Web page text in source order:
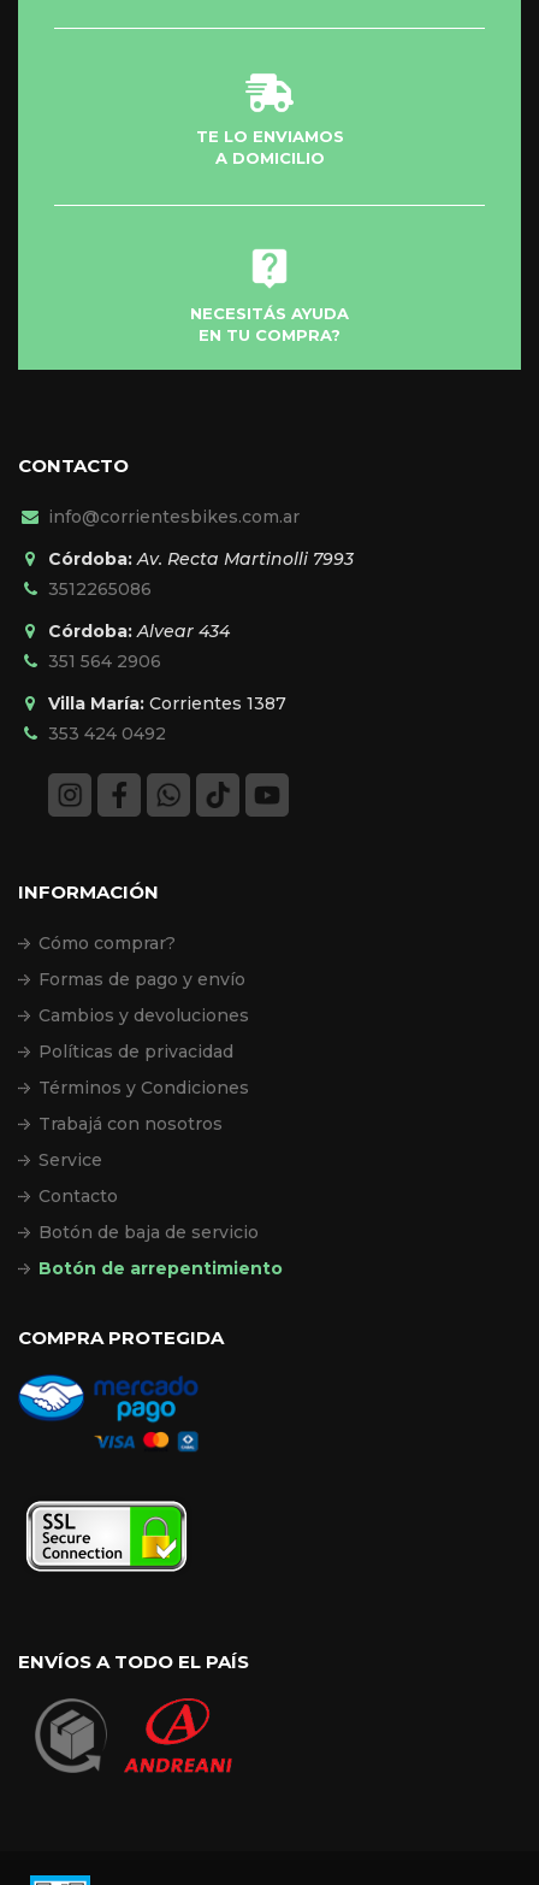
TE LO ENVIAMOS
A DOMICILIO
NECESITÁS AYUDA
EN TU COMPRA?
CONTACTO
info@corrientesbikes.com.ar
Córdoba: Av. Recta Martinolli 7993
3512265086
Córdoba: Alvear 434
351 564 2906
Villa María: Corrientes 1387
353 424 0492
INFORMACIÓN
Cómo comprar?
Formas de pago y envío
Cambios y devoluciones
Políticas de privacidad
Términos y Condiciones
Trabajá con nosotros
Service
Contacto
Botón de baja de servicio
Botón de arrepentimiento
COMPRA PROTEGIDA
ENVÍOS A TODO EL PAÍS